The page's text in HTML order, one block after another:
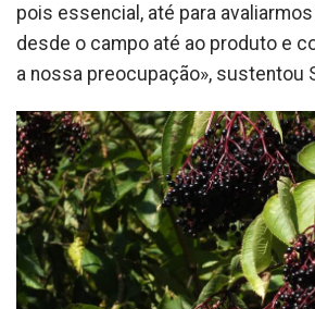
pois essencial, até para
desde o campo até ao produto e
a nossa preocupação», sustentou